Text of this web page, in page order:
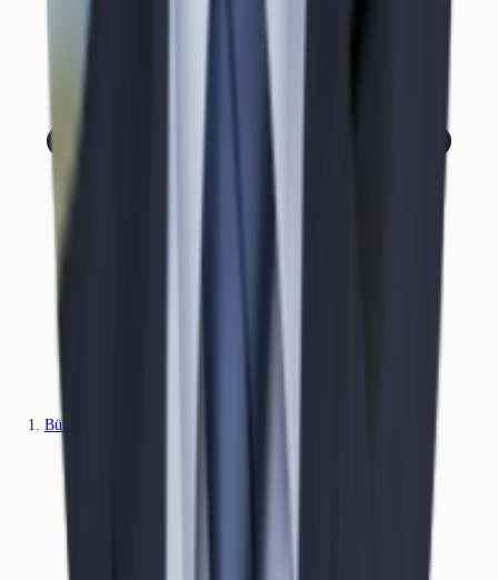
Büros